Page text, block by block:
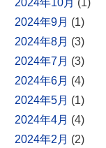
2024年9月 (1)
2024年8月 (3)
2024年7月 (3)
2024年6月 (4)
2024年5月 (1)
2024年4月 (4)
2024年2月 (2)